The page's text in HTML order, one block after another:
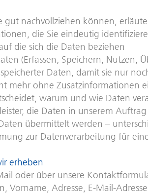
nachvollziehen können,
die Sie eindeutig
die sich die Daten beziehen
(Erfassen, Speichern, Nutzen,
Daten, damit sie nur
mehr ohne Zusatzinformationen
warum und wie Daten
die Daten in unserem
übermittelt werden –
zur Datenverarbeitung für
erheben
oder über unsere
Vorname, Adresse, E-Mail-